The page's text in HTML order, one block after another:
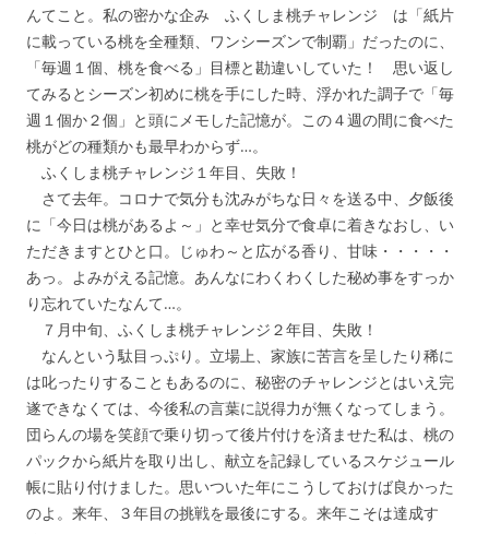
んてこと。私の密かな企み ふくしま桃チャレンジ は「紙片
に載っている桃を全種類、ワンシーズンで制覇」だったのに、
「毎週１個、桃を食べる」目標と勘違いしていた！ 思い返し
てみるとシーズン初めに桃を手にした時、浮かれた調子で「毎
週１個か２個」と頭にメモした記憶が。この４週の間に食べた
桃がどの種類かも最早わからず…。
ふくしま桃チャレンジ１年目、失敗！
さて去年。コロナで気分も沈みがちな日々を送る中、夕飯後
に「今日は桃があるよ～」と幸せ気分で食卓に着きなおし、い
ただきますとひと口。じゅわ～と広がる香り、甘味・・・・・
あっ。よみがえる記憶。あんなにわくわくした秘め事をすっか
り忘れていたなんて…。
７月中旬、ふくしま桃チャレンジ２年目、失敗！
なんという駄目っぷり。立場上、家族に苦言を呈したり稀に
は叱ったりすることもあるのに、秘密のチャレンジとはいえ完
遂できなくては、今後私の言葉に説得力が無くなってしまう。
団らんの場を笑顔で乗り切って後片付けを済ませた私は、桃の
パックから紙片を取り出し、献立を記録しているスケジュール
帳に貼り付けました。思いついた年にこうしておけば良かった
のよ。来年、３年目の挑戦を最後にする。来年こそは達成す